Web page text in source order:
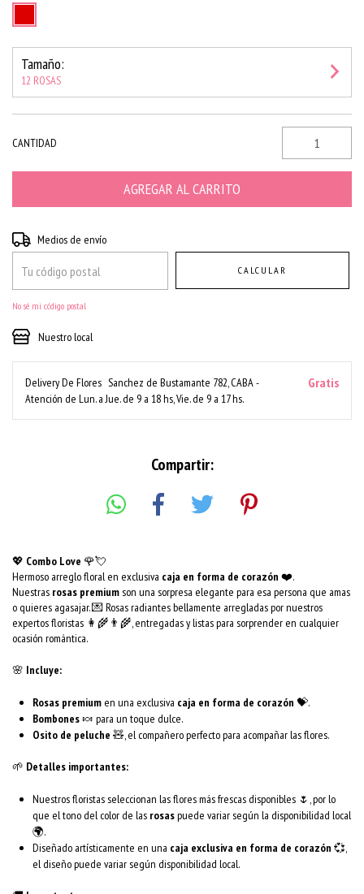
Tamaño:
12 ROSAS
CANTIDAD
Entregas para el CP:
Medios de envío
CALCULAR
No sé mi código postal
Nuestro local
Delivery De Flores Sanchez de Bustamante 782, CABA -
Atención de Lun. a Jue. de 9 a 18 hs, Vie. de 9 a 17 hs.
Gratis
Compartir:
💖 Combo Love 🌹💘
Hermoso arreglo floral en exclusiva caja en forma de corazón ❤️.
Nuestras rosas premium son una sorpresa elegante para esa persona que amas
o quieres agasajar. 💌 Rosas radiantes bellamente arregladas por nuestros
expertos floristas 👩‍🌾👨‍🌾, entregadas y listas para sorprender en cualquier
ocasión romántica.
🌸 Incluye:
Rosas premium en una exclusiva caja en forma de corazón 💝.
Bombones🍬 para un toque dulce.
Osito de peluche 🧸, el compañero perfecto para acompañar las flores.
🌱 Detalles importantes:
Nuestros floristas seleccionan las flores más frescas disponibles 🌷, por lo
que el tono del color de las rosaspuede variar según la disponibilidad local
🌍.
Diseñado artísticamente en una caja exclusiva en forma de corazón 💞,
el diseño puede variar según disponibilidad local.